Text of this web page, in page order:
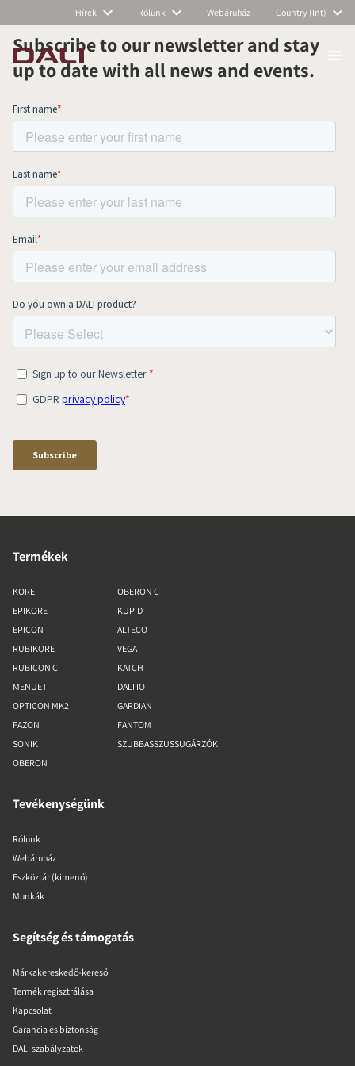
Hírek Rólunk Webáruház Country (Int)
Subscribe to our newsletter and stay
up to date with all news and events.
Termékek
KORE
EPIKORE
EPICON
RUBIKORE
RUBICON C
MENUET
OPTICON MK2
FAZON
SONIK
OBERON
OBERON C
KUPID
ALTECO
VEGA
KATCH
DALI IO
GARDIAN
FANTOM
SZUBBASSZUSSUGÁRZÓK
Tevékenységünk
Rólunk
Webáruház
Eszköztár (kimenő)
Munkák
Segítség és támogatás
Márkakereskedő-kereső
Termék regisztrálása
Kapcsolat
Garancia és biztonság
DALI szabályzatok